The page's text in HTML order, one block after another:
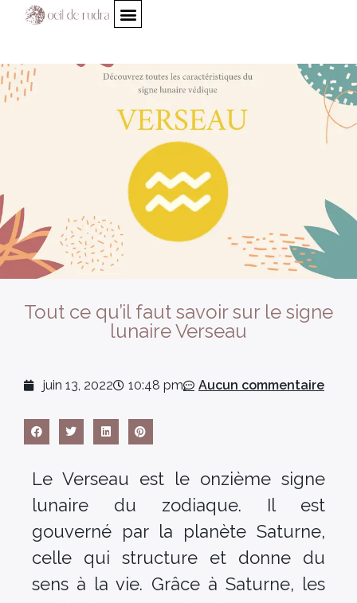
Tout ce qu’il faut savoir sur le signe
lunaire Verseau
juin 13, 2022 10:48 pm Aucun commentaire
Le Verseau est le onzième signe
lunaire du zodiaque. Il est
gouverné par la planète Saturne,
celle qui structure et donne du
sens à la vie. Grâce à Saturne, les